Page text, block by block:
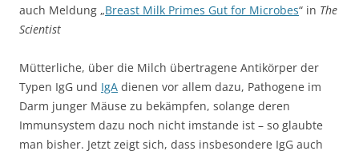
auch Meldung „Breast Milk Primes Gut for Microbes“ in The
Scientist
Mütterliche, über die Milch übertragene Antikörper der
Typen IgG und IgA dienen vor allem dazu, Pathogene im
Darm junger Mäuse zu bekämpfen, solange deren
Immunsystem dazu noch nicht imstande ist – so glaubte
man bisher. Jetzt zeigt sich, dass insbesondere IgG auch